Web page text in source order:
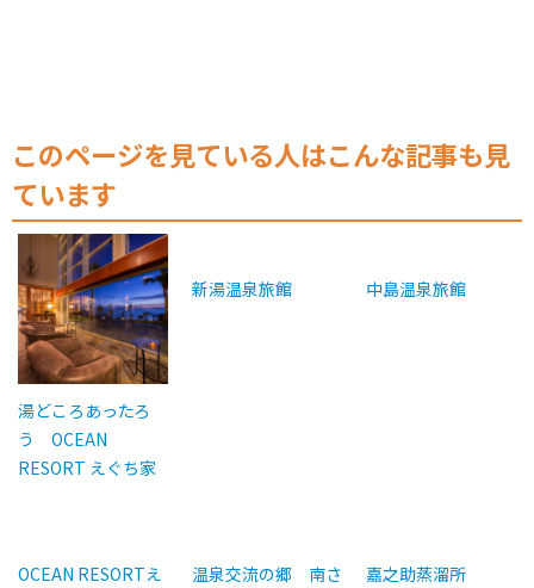
このページを見ている人はこんな記事も見
ています
湯どころあったろ
う OCEAN
RESORT えぐち家
新湯温泉旅館 中島温泉旅館
OCEAN RESORTえ
温泉交流の郷 南さ
嘉之助蒸溜所